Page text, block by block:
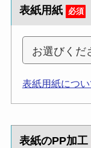
表紙用紙 必須
表紙用紙につい
表紙のPP加工